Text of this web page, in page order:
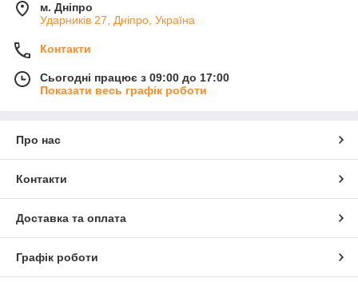
м. Дніпро
Ударників 27, Дніпро, Україна
Контакти
Сьогодні працює з 09:00 до 17:00
Показати весь графік роботи
Про нас
Контакти
Доставка та оплата
Графік роботи